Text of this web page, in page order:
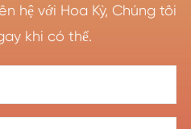
hệ với Hoa Kỳ, Chúng tôi
khi có thể.